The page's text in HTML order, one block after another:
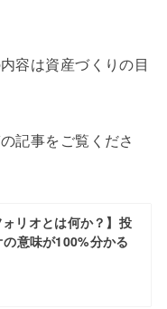
容は資産づくりの目
記事をご覧くださ
ォリオとは何か？】投
意味が100%分かる